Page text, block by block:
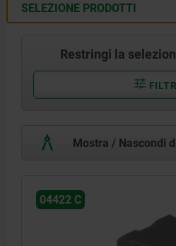
SELEZIONE PRODOTTI
Restringi la
Mostra / Nascondi
04422 C